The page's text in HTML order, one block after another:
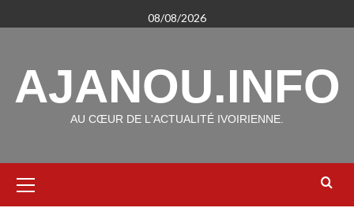
au
08/08/2026
AJANOU.INFO
AU CŒUR DE L'ACTUALITÉ IVOIRIENNE.
principal